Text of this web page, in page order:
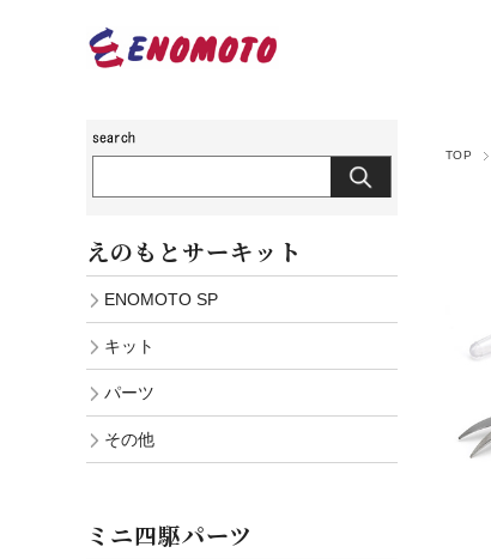
TOP
えのもとサーキット
ENOMOTO SP
キット
パーツ
その他
ミニ四駆パーツ